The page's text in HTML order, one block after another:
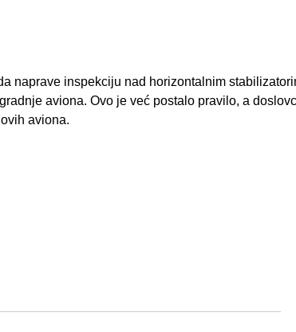
naprave inspekciju nad horizontalnim
aviona. Ovo je već postalo pravilo, a
aviona.